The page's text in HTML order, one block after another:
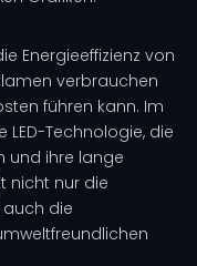
Energieeffizienz von
verbrauchen
führen kann. Im
LED-Technologie, die
und ihre lange
nicht nur die
die